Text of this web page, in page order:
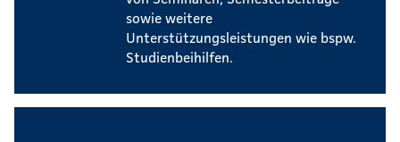
sowie weitere
Unterstützungsleistungen wie bspw.
Studienbeihilfen.